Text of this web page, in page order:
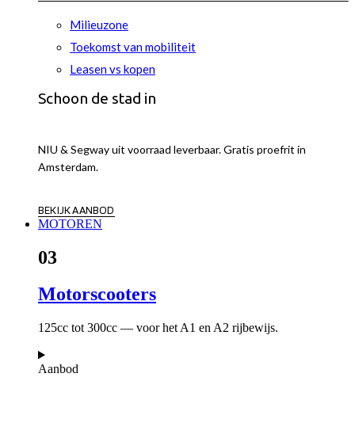
Milieuzone
Toekomst van mobiliteit
Leasen vs kopen
Schoon de stad in
NIU & Segway uit voorraad leverbaar. Gratis proefrit in
Amsterdam.
BEKIJK AANBOD
MOTOREN
03
Motorscooters
125cc tot 300cc — voor het A1 en A2 rijbewijs.
Aanbod